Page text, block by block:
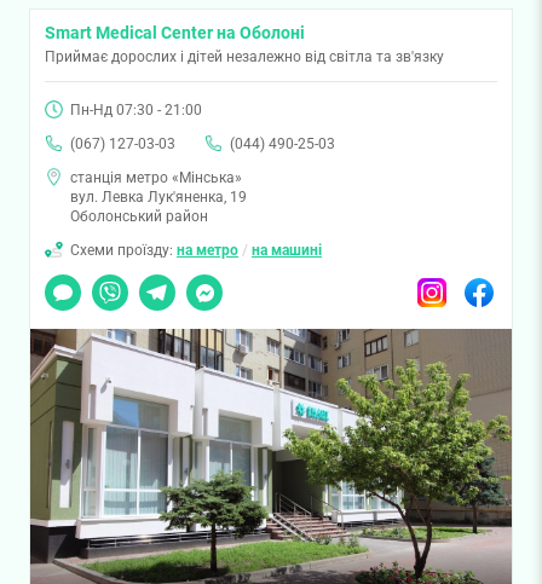
Smart Medical Center на Оболоні
Приймає дорослих і дітей незалежно від світла та зв'язку
Пн-Нд 07:30 - 21:00
(067) 127-03-03
(044) 490-25-03
станція метро «Мінська»
вул. Левка Лук'яненка, 19
Оболонський район
Схеми проїзду: на метро / на машині
Чат
Viber TelegramMessenger InstagramFacebook